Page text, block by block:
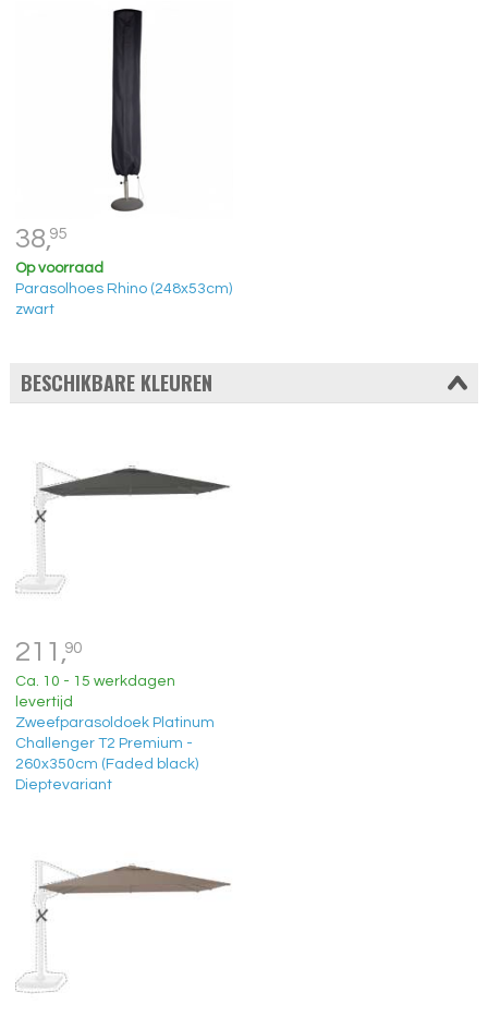
38,95
Op voorraad
Parasolhoes Rhino (248x53cm)
zwart
BESCHIKBARE KLEUREN
211,90
Ca. 10 - 15 werkdagen
levertijd
Zweefparasoldoek Platinum
Challenger T2 Premium -
260x350cm (Faded black)
Dieptevariant